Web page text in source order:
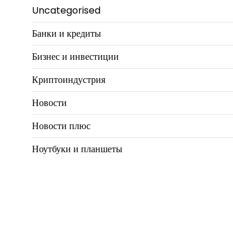
Uncategorised
Банки и кредиты
Бизнес и инвестиции
Криптоиндустрия
Новости
Новости плюс
Ноутбуки и планшеты